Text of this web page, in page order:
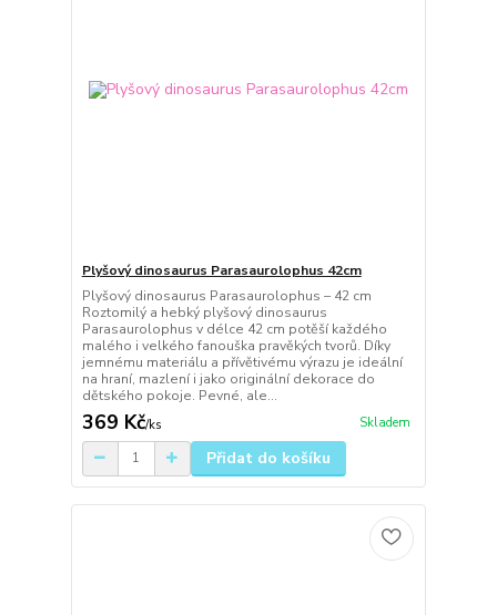
Plyšový dinosaurus Parasaurolophus 42cm
Plyšový dinosaurus Parasaurolophus – 42 cm
Roztomilý a hebký plyšový dinosaurus
Parasaurolophus v délce 42 cm potěší každého
malého i velkého fanouška pravěkých tvorů. Díky
jemnému materiálu a přívětivému výrazu je ideální
na hraní, mazlení i jako originální dekorace do
dětského pokoje. Pevné, ale...
369 Kč/ks Skladem
Přidat do košíku